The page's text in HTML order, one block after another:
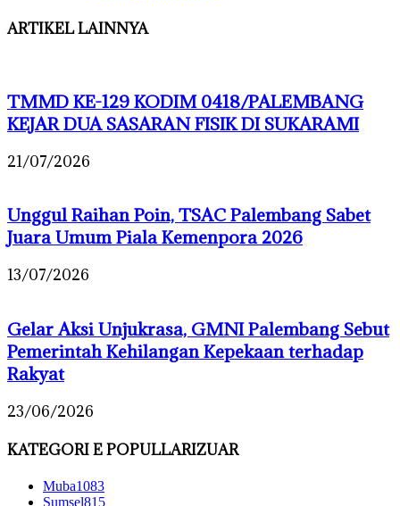
ARTIKEL LAINNYA
TMMD KE-129 KODIM 0418/PALEMBANG
KEJAR DUA SASARAN FISIK DI SUKARAMI
21/07/2026
Unggul Raihan Poin, TSAC Palembang Sabet
Juara Umum Piala Kemenpora 2026
13/07/2026
Gelar Aksi Unjukrasa, GMNI Palembang Sebut
Pemerintah Kehilangan Kepekaan terhadap
Rakyat
23/06/2026
KATEGORI E POPULLARIZUAR
Muba1083
Sumsel815